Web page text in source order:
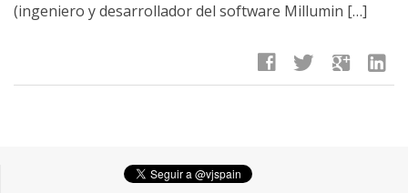
(ingeniero y desarrollador del software Millumin […]
facebook twitter google linkedin